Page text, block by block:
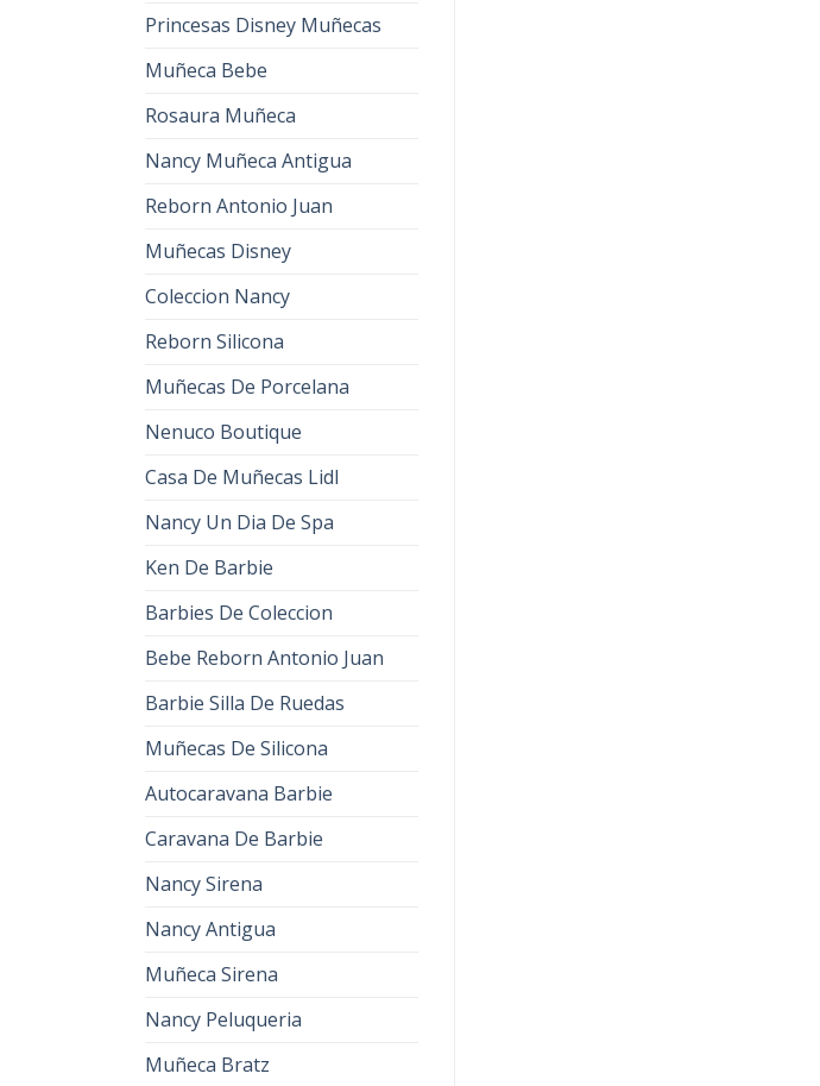
Princesas Disney Muñecas
Muñeca Bebe
Rosaura Muñeca
Nancy Muñeca Antigua
Reborn Antonio Juan
Muñecas Disney
Coleccion Nancy
Reborn Silicona
Muñecas De Porcelana
Nenuco Boutique
Casa De Muñecas Lidl
Nancy Un Dia De Spa
Ken De Barbie
Barbies De Coleccion
Bebe Reborn Antonio Juan
Barbie Silla De Ruedas
Muñecas De Silicona
Autocaravana Barbie
Caravana De Barbie
Nancy Sirena
Nancy Antigua
Muñeca Sirena
Nancy Peluqueria
Muñeca Bratz